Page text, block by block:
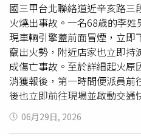
國三甲台北聯絡道近辛亥路
火燒出事故。一名68歲的李
現車輛引擎蓋前面冒煙，立即
竄出火勢，附近店家也立即
成傷亡事故。至於詳細起火
消獲報後，第一時間便派員前
後也立即前往現場並啟動交通
輛改道行駛，待消防單位確
助將車輛以手推方式移置到
06月29日, 2026